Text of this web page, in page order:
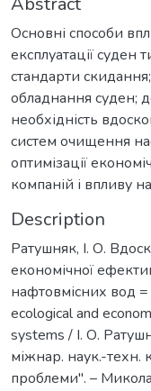
Основні способи
експлуатації суден
стандарти
обладнання суден;
необхідність
систем очищення
оптимізації
компаній і впливу
Description
Ратушняк, І. О.
економічної
нафтовмісних вод
ecological and
systems / І. О.
міжнар. наук.-техн.
проблеми''. –